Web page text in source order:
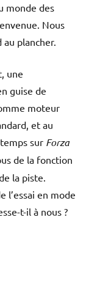
monde des
Nous
plancher.
une
guise de
moteur
et au
sur Forza
de la fonction
la piste.
l’essai en mode
t-il à nous ?